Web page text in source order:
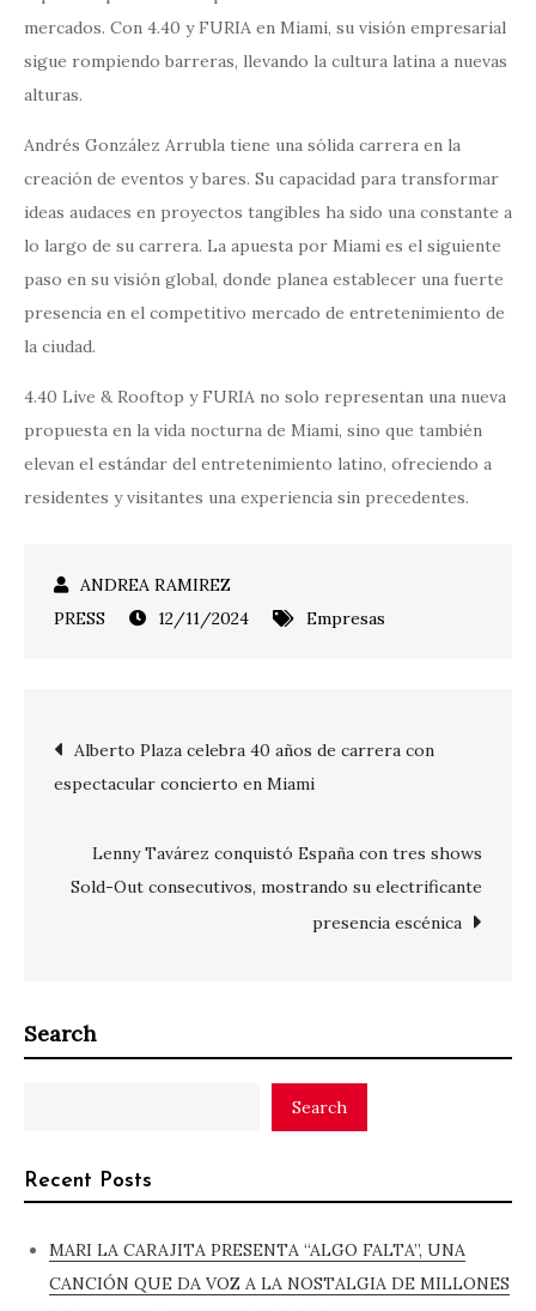
mercados. Con 4.40 y FURIA en Miami, su visión empresarial
sigue rompiendo barreras, llevando la cultura latina a nuevas
alturas.
Andrés González Arrubla tiene una sólida carrera en la
creación de eventos y bares. Su capacidad para transformar
ideas audaces en proyectos tangibles ha sido una constante a
lo largo de su carrera. La apuesta por Miami es el siguiente
paso en su visión global, donde planea establecer una fuerte
presencia en el competitivo mercado de entretenimiento de
la ciudad.
4.40 Live & Rooftop y FURIA no solo representan una nueva
propuesta en la vida nocturna de Miami, sino que también
elevan el estándar del entretenimiento latino, ofreciendo a
residentes y visitantes una experiencia sin precedentes.
12/11/2024 Empresas
Post
navigation
Alberto Plaza celebra 40 años de carrera con
espectacular concierto en Miami
Lenny Tavárez conquistó España con tres shows
Sold-Out consecutivos, mostrando su electrificante
presencia escénica
Search
Search
Recent Posts
MARI LA CARAJITA PRESENTA “ALGO FALTA”, UNA
CANCIÓN QUE DA VOZ A LA NOSTALGIA DE MILLONES